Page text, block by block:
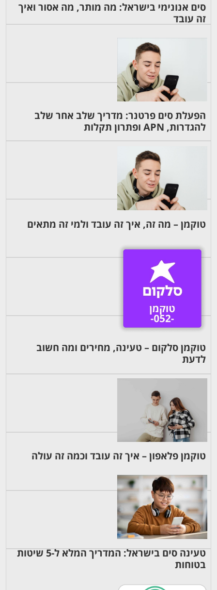
סים אנונימי בישראל: מה מותר, מה אסור ואיך
זה עובד
הפעלת סים פרטנר: מדריך שלב אחר שלב
להגדרות, APN ופתרון תקלות
טוקמן – מה זה, איך זה עובד ולמי זה מתאים
טוקמן סלקום – טעינה, מחירים ומה חשוב
לדעת
טוקמן פלאפון – איך זה עובד וכמה זה עולה
טעינה סים בישראל: המדריך המלא ל-5 שיטות
בטוחות